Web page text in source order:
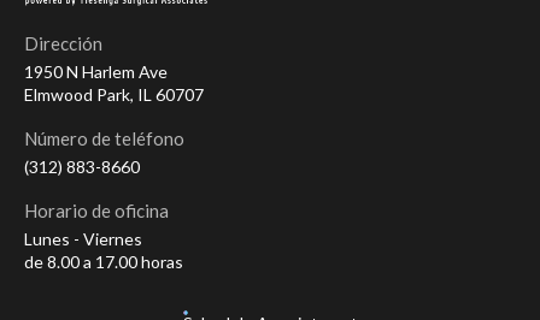
Dirección
1950 N Harlem Ave
Elmwood Park, IL 60707
Número de teléfono
(312) 883-8660
Horario de oficina
Lunes - Viernes
de 8.00 a 17.00 horas